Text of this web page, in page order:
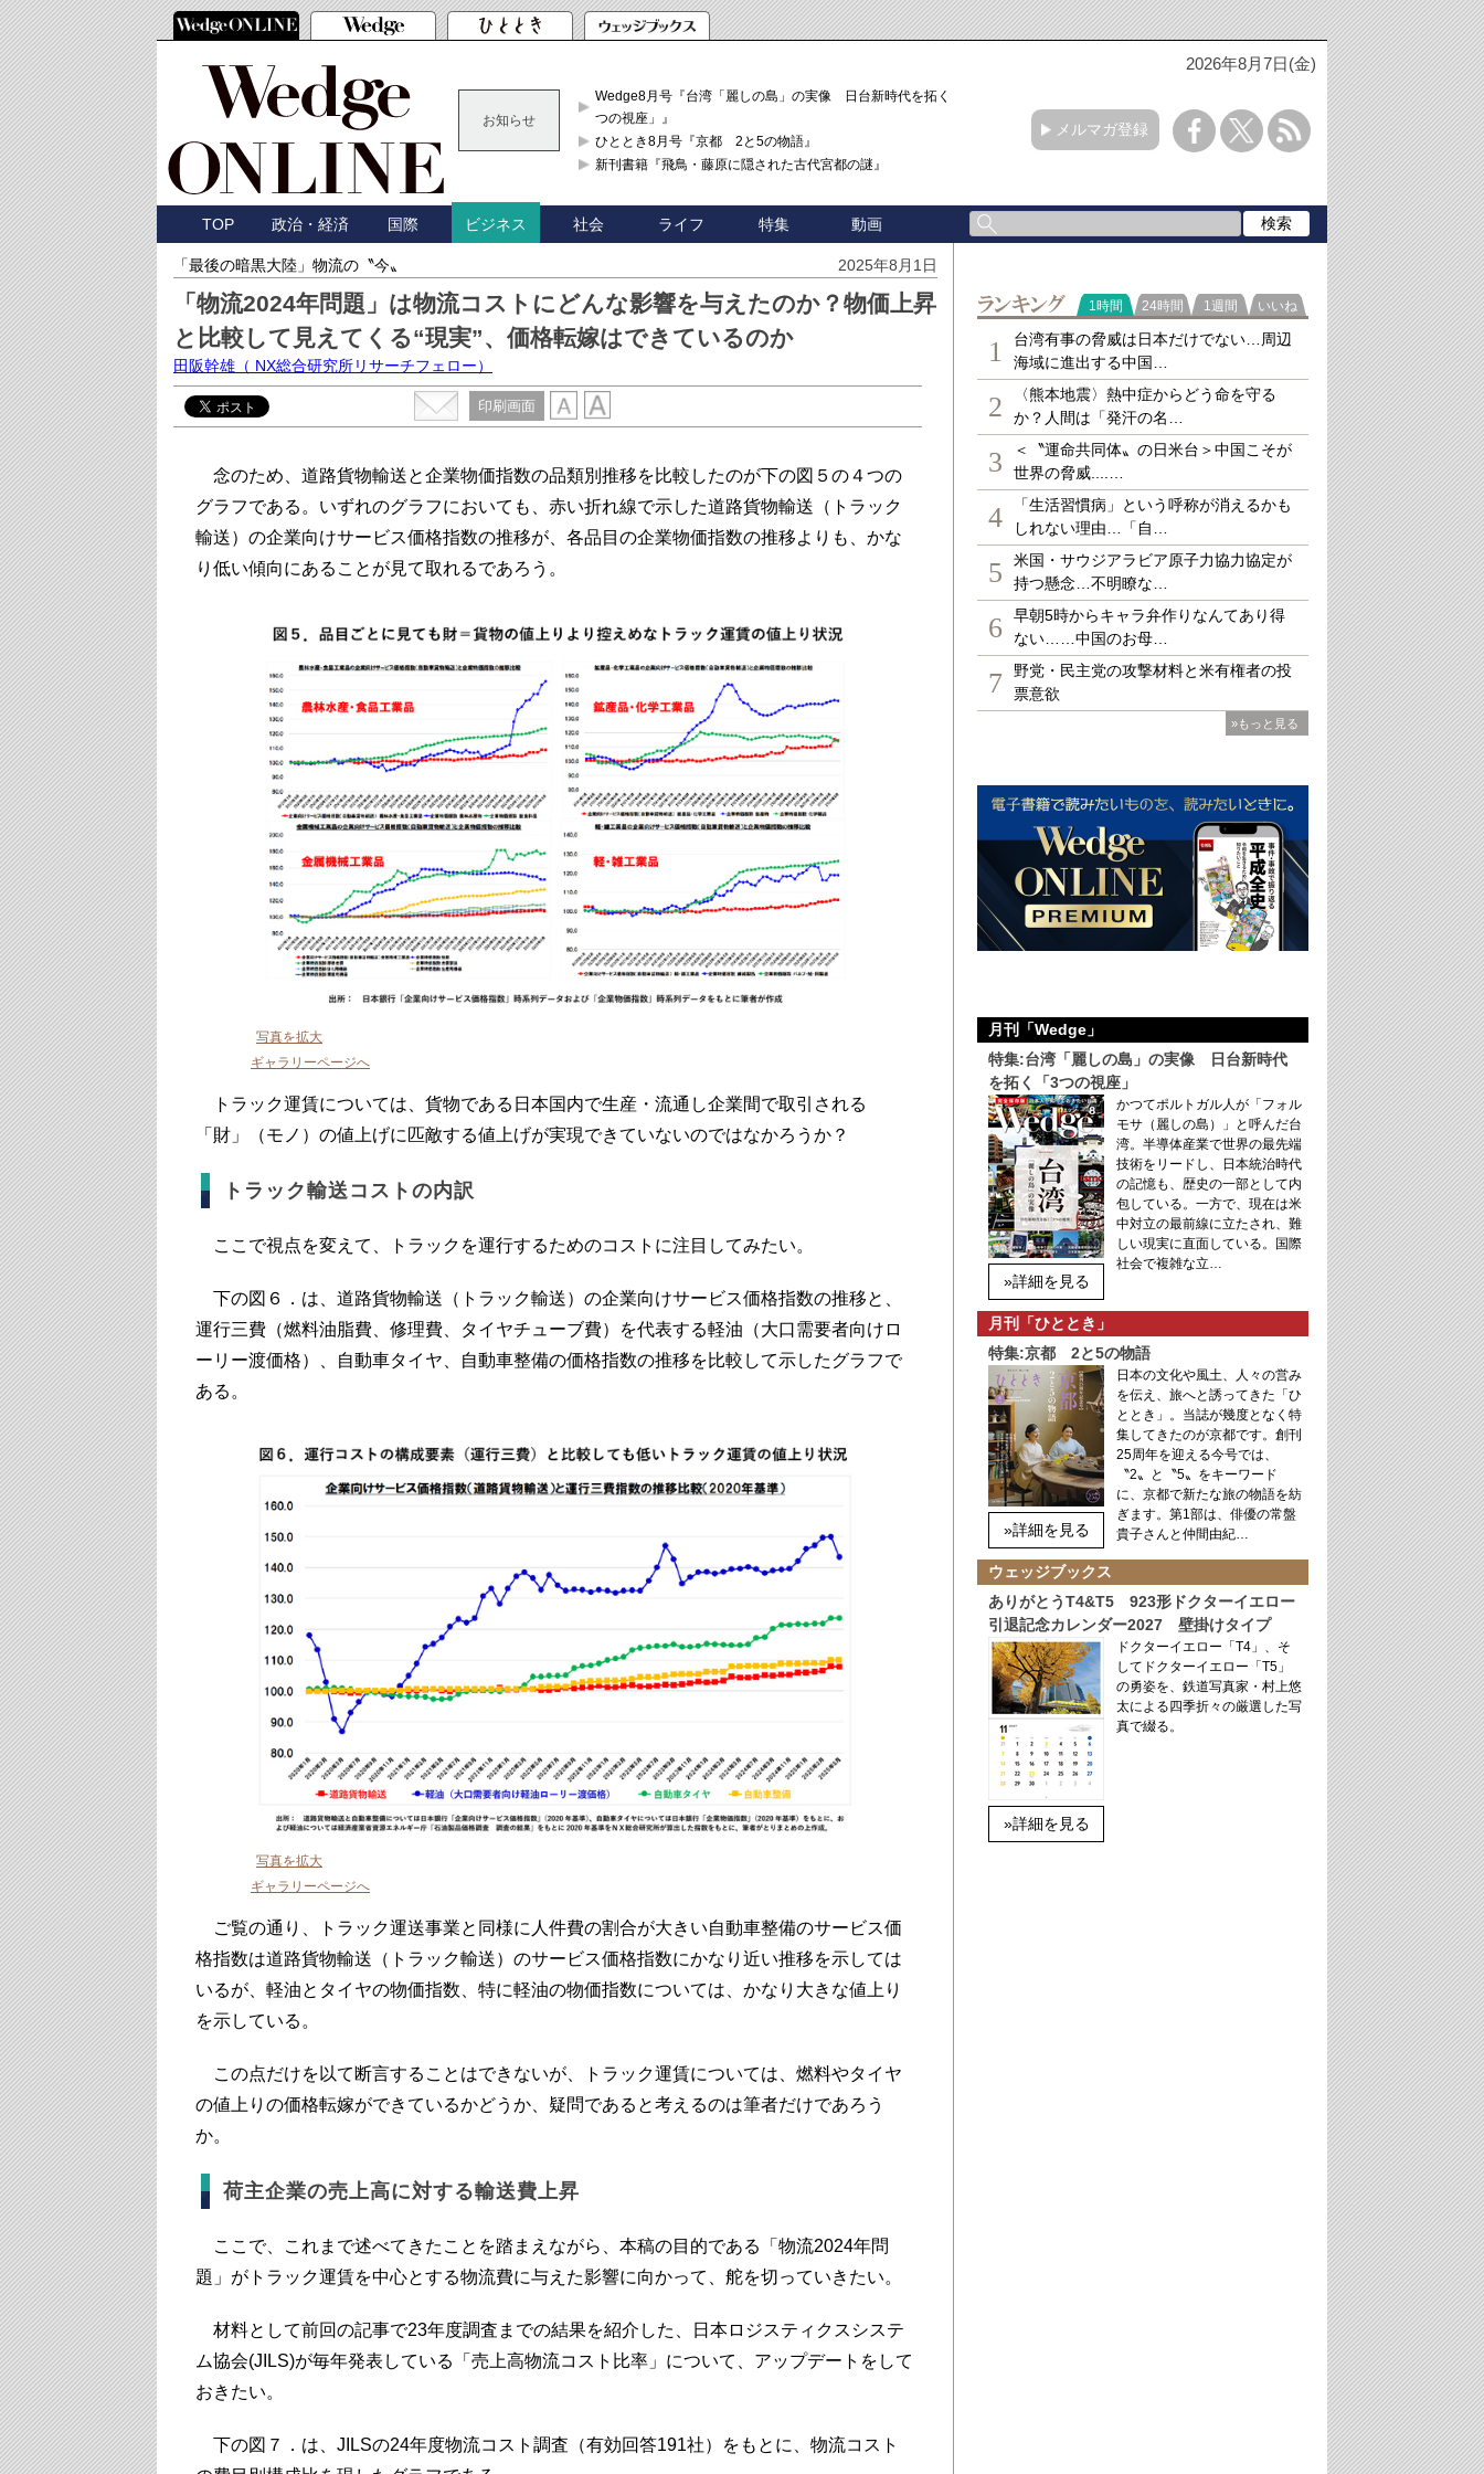
2026年8月7日(金)
お知らせ
Wedge8月号『台湾「麗しの島」の実像 日台新時代を拓く「3
つの視座」』
ひととき8月号『京都 2と5の物語』
新刊書籍『飛鳥・藤原に隠された古代宮都の謎』
メルマガ登録
TOP 政治・経済 国際 ビジネス 社会 ライフ 特集 動画
「最後の暗黒大陸」物流の〝今〟 2025年8月1日
「物流2024年問題」は物流コストにどんな影響を与えたのか？物価上昇
と比較して見えてくる“現実”、価格転嫁はできているのか
田阪幹雄 （ NX総合研究所リサーチフェロー）
印刷画面
念のため、道路貨物輸送と企業物価指数の品類別推移を比較したのが下の図５の４つの
グラフである。いずれのグラフにおいても、赤い折れ線で示した道路貨物輸送（トラック
輸送）の企業向けサービス価格指数の推移が、各品目の企業物価指数の推移よりも、かな
り低い傾向にあることが見て取れるであろう。
写真を拡大
ギャラリーページへ
トラック運賃については、貨物である日本国内で生産・流通し企業間で取引される
「財」（モノ）の値上げに匹敵する値上げが実現できていないのではなかろうか？
トラック輸送コストの内訳
ここで視点を変えて、トラックを運行するためのコストに注目してみたい。
下の図６．は、道路貨物輸送（トラック輸送）の企業向けサービス価格指数の推移と、
運行三費（燃料油脂費、修理費、タイヤチューブ費）を代表する軽油（大口需要者向けロ
ーリー渡価格）、自動車タイヤ、自動車整備の価格指数の推移を比較して示したグラフで
ある。
写真を拡大
ギャラリーページへ
ご覧の通り、トラック運送事業と同様に人件費の割合が大きい自動車整備のサービス価
格指数は道路貨物輸送（トラック輸送）のサービス価格指数にかなり近い推移を示しては
いるが、軽油とタイヤの物価指数、特に軽油の物価指数については、かなり大きな値上り
を示している。
この点だけを以て断言することはできないが、トラック運賃については、燃料やタイヤ
の値上りの価格転嫁ができているかどうか、疑問であると考えるのは筆者だけであろう
か。
荷主企業の売上高に対する輸送費上昇
ここで、これまで述べてきたことを踏まえながら、本稿の目的である「物流2024年問
題」がトラック運賃を中心とする物流費に与えた影響に向かって、舵を切っていきたい。
材料として前回の記事で23年度調査までの結果を紹介した、日本ロジスティクスシステ
ム協会(JILS)が毎年発表している「売上高物流コスト比率」について、アップデートをして
おきたい。
下の図７．は、JILSの24年度物流コスト調査（有効回答191社）をもとに、物流コスト
ランキング
1時間 24時間 1週間 いいね
1
台湾有事の脅威は日本だけでない…周辺
海域に進出する中国…
2
〈熊本地震〉熱中症からどう命を守る
か？人間は「発汗の名…
3
＜〝運命共同体〟の日米台＞中国こそが
世界の脅威....…
4
「生活習慣病」という呼称が消えるかも
しれない理由…「自…
5
米国・サウジアラビア原子力協力協定が
持つ懸念…不明瞭な…
6
早朝5時からキャラ弁作りなんてあり得
ない……中国のお母…
7
野党・民主党の攻撃材料と米有権者の投
票意欲
»もっと見る
月刊「Wedge」
特集:台湾「麗しの島」の実像 日台新時代
を拓く「3つの視座」
»詳細を見る
かつてポルトガル人が「フォル
モサ（麗しの島）」と呼んだ台
湾。半導体産業で世界の最先端
技術をリードし、日本統治時代
の記憶も、歴史の一部として内
包している。一方で、現在は米
中対立の最前線に立たされ、難
しい現実に直面している。国際
社会で複雑な立…
月刊「ひととき」
特集:京都 2と5の物語
»詳細を見る
日本の文化や風土、人々の営み
を伝え、旅へと誘ってきた「ひ
ととき」。当誌が幾度となく特
集してきたのが京都です。創刊
25周年を迎える今号では、
〝2〟と〝5〟をキーワード
に、京都で新たな旅の物語を紡
ぎます。第1部は、俳優の常盤
貴子さんと仲間由紀…
ウェッジブックス
ありがとうT4&T5 923形ドクターイエロー
引退記念カレンダー2027 壁掛けタイプ
»詳細を見る
ドクターイエロー「T4」、そ
してドクターイエロー「T5」
の勇姿を、鉄道写真家・村上悠
太による四季折々の厳選した写
真で綴る。